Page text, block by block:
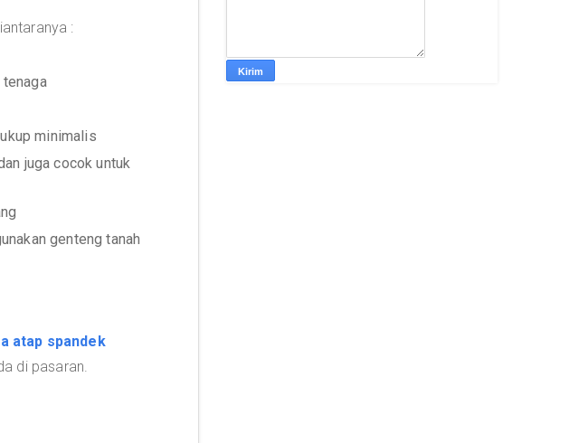
:
minimalis
juga cocok untuk
genteng tanah
atap spandek
di pasaran.